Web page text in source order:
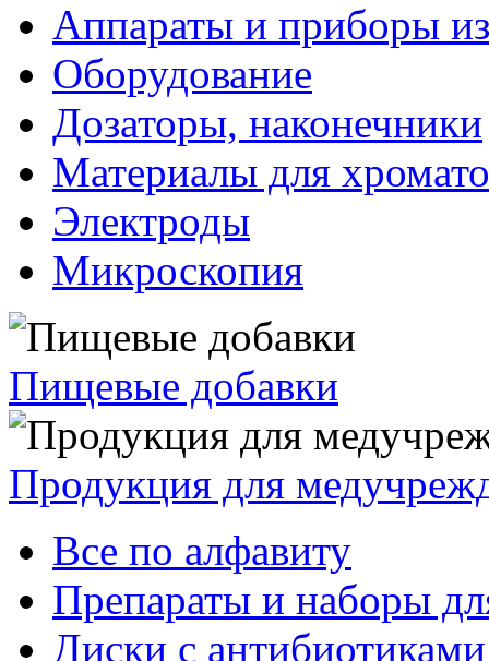
Аппараты и приборы из
Оборудование
Дозаторы, наконечники
Материалы для
Электроды
Микроскопия
Пищевые добавки
Продукция для
Все по алфавиту
Препараты и наборы
Диски с антибиотиками